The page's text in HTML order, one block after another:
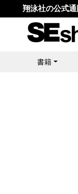
翔泳社の公式
書籍